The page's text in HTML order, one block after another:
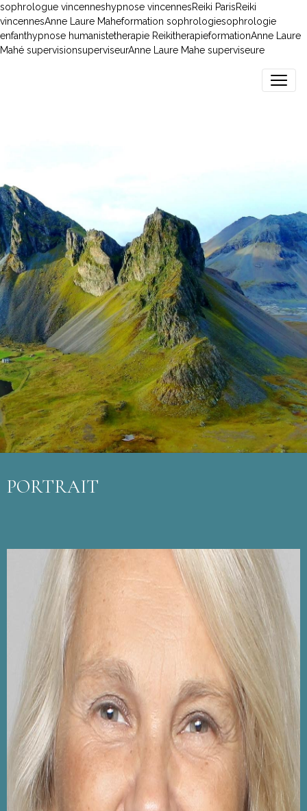
sophrologue vincenneshypnose vincennesReiki ParisReiki
vincennesAnne Laure Maheformation sophrologiesophrologie
enfanthypnose humanistetherapie ReikitherapieformationAnne Laure
Mahé supervisionsuperviseurAnne Laure Mahe superviseure
PORTRAIT